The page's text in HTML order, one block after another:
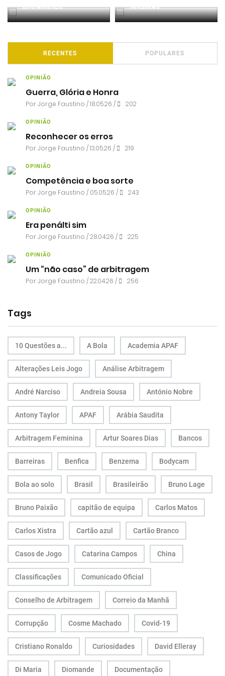
Entrevistas Análises
RECENTES POPULARES
OPINIÃO
Guerra, Glória e Honra
PorJorge Faustino / 18.05.26 / 202
OPINIÃO
Reconhecer os erros
PorJorge Faustino / 13.05.26 / 219
OPINIÃO
Competência e boa sorte
PorJorge Faustino / 05.05.26 / 243
OPINIÃO
Era penálti sim
PorJorge Faustino / 28.04.26 / 225
OPINIÃO
Um “não caso” de arbitragem
PorJorge Faustino / 22.04.26 / 256
Tags
10 Questões a... A Bola Academia APAF
Alterações Leis Jogo Análise Arbitragem
André Narciso Andreia Sousa António Nobre
Antony Taylor APAF Arábia Saudita
Arbitragem Feminina Artur Soares Dias Bancos
Barreiras Benfica Benzema Bodycam
Bola ao solo Brasil Brasileirão Bruno Lage
Bruno Paixão capitão de equipa Carlos Matos
Carlos Xistra Cartão azul Cartão Branco
Casos de Jogo Catarina Campos China
Classificações Comunicado Oficial
Conselho de Arbitragem Correio da Manhã
Corrupção Cosme Machado Covid-19
Cristiano Ronaldo Curiosidades David Elleray
Di Maria Diomande Documentação